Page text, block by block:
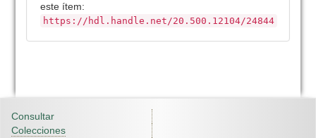
este ítem:
https://hdl.handle.net/20.500.12104/24844
Consultar
Colecciones